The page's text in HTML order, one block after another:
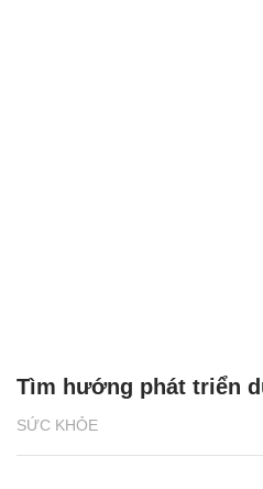
SỨC KHỎE
Tìm hướng phát triển